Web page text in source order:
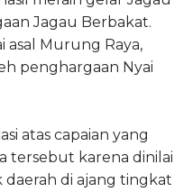
Jagau Berbakat.
asal Murung Raya,
penghargaan Nyai
atas capaian yang
tersebut karena dinilai
di ajang tingkat